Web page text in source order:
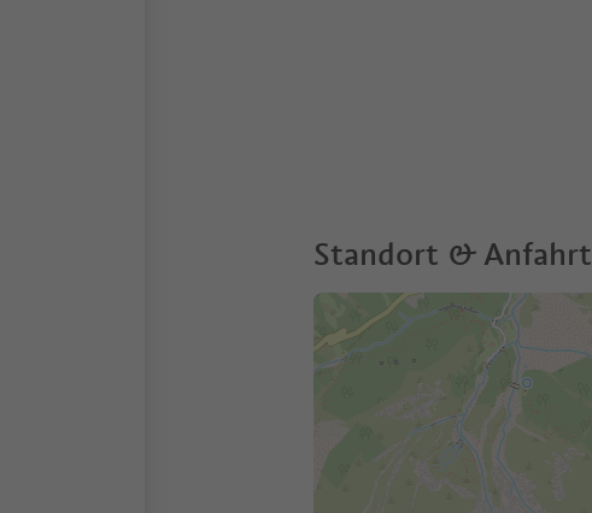
Standort & Anfahrt